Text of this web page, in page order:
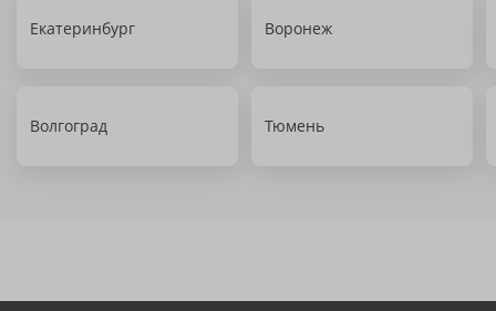
Екатеринбург Воронеж
Волгоград Тюмень